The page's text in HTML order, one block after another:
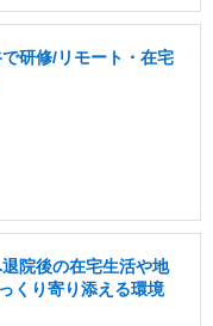
研修/リモート・在宅
院後の在宅生活や地
くり寄り添える環境